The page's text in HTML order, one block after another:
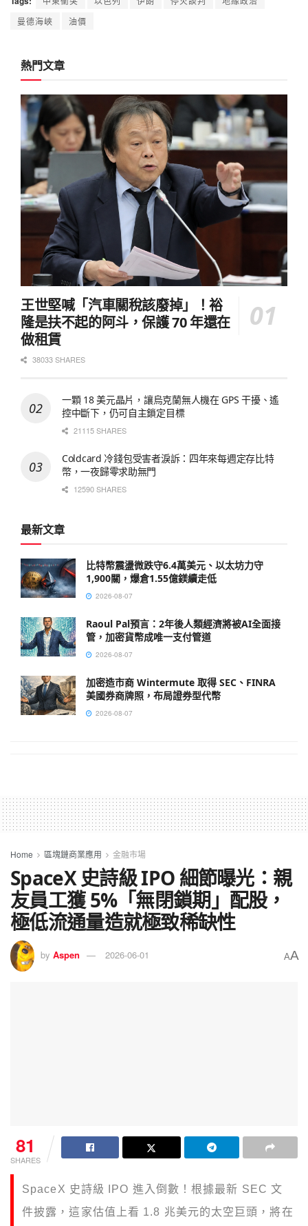
曼德海峽
油價
熱門文章
王世堅喊「汽車關稅該廢掉」！裕
隆是扶不起的阿斗，保護 70 年還在
做租賃
38033 SHARES
一顆 18 美元晶片，讓烏克蘭無人機在 GPS 干擾、遙
控中斷下，仍可自主鎖定目標
21115 SHARES
Coldcard 冷錢包受害者淚訴：四年來每週定存比特
幣，一夜歸零求助無門
12590 SHARES
最新文章
比特幣震盪微跌守6.4萬美元、以太坊力守
1,900關，爆倉1.55億鎂續走低
2026-08-07
Raoul Pal預言：2年後人類經濟將被AI全面接
管，加密貨幣成唯一支付管道
2026-08-07
加密造市商 Wintermute 取得 SEC、FINRA
美國券商牌照，布局證券型代幣
2026-08-07
Home 區塊鏈商業應用 金融市場
SpaceX 史詩級 IPO 細節曝光：親
友員工獲 5%「無閉鎖期」配股，
極低流通量造就極致稀缺性
by Aspen 2026-06-01 AA
81
SHARES
SpaceX 史詩級 IPO 進入倒數！根據最新 SEC 文
件披露，這家估值上看 1.8 兆美元的太空巨頭，將在